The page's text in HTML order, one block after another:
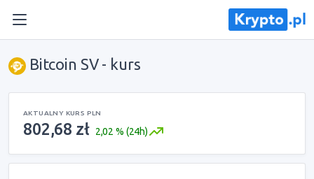
Bitcoin SV - kurs
AKTUALNY KURS PLN
802,68 zł 2,02 % (24h)